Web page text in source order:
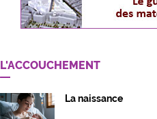
L'ACCOUCHEMENT
La naissance